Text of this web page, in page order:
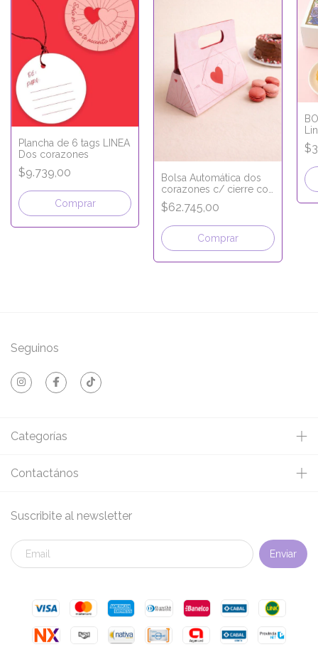
Plancha de 6 tags LINEA
Dos corazones
$9.739,00
Comprar
Bolsa Automática dos
corazones c/ cierre con
Velcro
$62.745,00
Comprar
Seguinos
Categorías
Contactános
Suscribite al newsletter